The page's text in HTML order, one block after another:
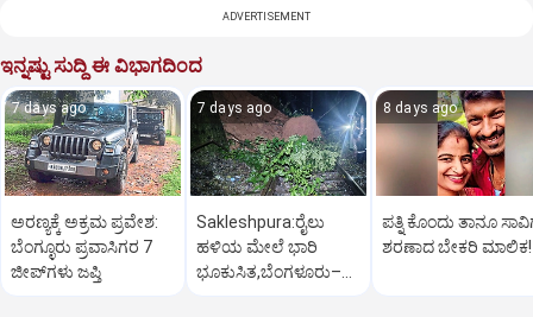
ADVERTISEMENT
ಇನ್ನಷ್ಟು ಸುದ್ದಿ ಈ ವಿಭಾಗದಿಂದ
7 days ago
ಅರಣ್ಯಕ್ಕೆ ಅಕ್ರಮ ಪ್ರವೇಶ:
ಬೆಂಗ್ಳೂರು ಪ್ರವಾಸಿಗರ 7
ಜೀಪ್‌ಗಳು ಜಪ್ತಿ
7 days ago
Sakleshpura:ರೈಲು
ಹಳಿಯ ಮೇಲೆ ಭಾರಿ
ಭೂಕುಸಿತ,ಬೆಂಗಳೂರು–
8 days ago
ಪತ್ನಿ ಕೊಂದು ತಾನೂ
ಶರಣಾದ ಬೇಕರಿ ಮಾಲಿಕ!